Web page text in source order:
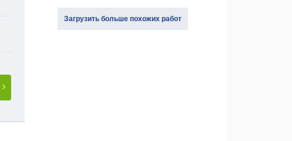
Загрузить больше похожих работ